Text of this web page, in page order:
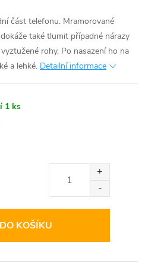
část telefonu. Mramorované
také tlumit případné nárazy
rohy. Po nasazení ho na
a lehké. Detailní informace
1 ks
KOŠÍKU